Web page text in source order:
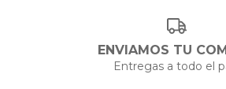
ENVIAMOS TU
Entregas a todo el